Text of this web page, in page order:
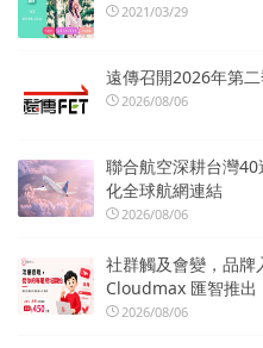
2021/03/29
遠傳召開2026年第
2026/08/06
聯合航空深耕台灣
化全球航網連結
2026/08/06
社群觸及會變，品牌
Cloudmax 匯智推
2026/08/06